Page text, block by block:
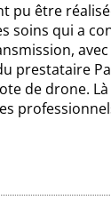
pu être
soins qui a
avec
prestataire
de drone.